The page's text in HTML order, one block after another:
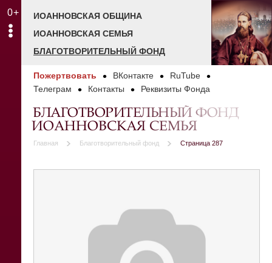
0+
ИОАННОВСКАЯ ОБЩИНА
ИОАННОВСКАЯ СЕМЬЯ
БЛАГОТВОРИТЕЛЬНЫЙ ФОНД
Пожертвовать ВКонтакте
RuTube
Телеграм
Контакты Реквизиты Фонда
БЛАГОТВОРИТЕЛЬНЫЙ ФОНД
ИОАННОВСКАЯ СЕМЬЯ
Главная Благотворительный фонд Страница 287